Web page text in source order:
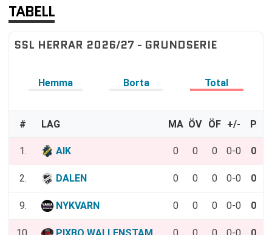
TABELL
SSL HERRAR 2026/27 - GRUNDSERIE
Hemma Borta Total
# LAG MA ÖV ÖF +/- P
1. AIK 0 0 0 0-0 0
2. DALEN 0 0 0 0-0 0
9. NYKVARN 0 0 0 0-0 0
10. PIXBO WALLENSTAM 0 0 0 0-0 0